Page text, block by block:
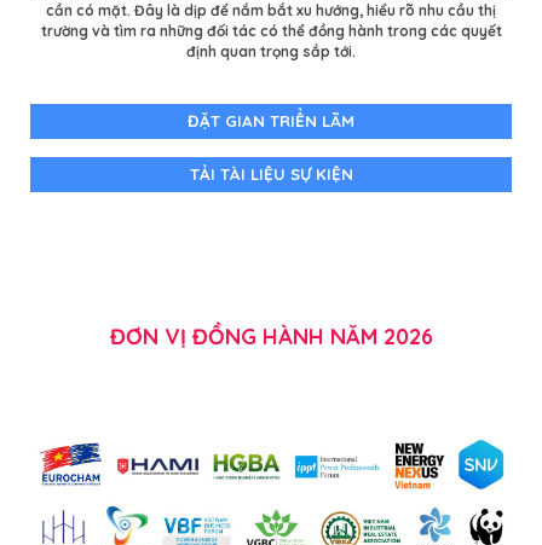
cần có mặt. Đây là dịp để nắm bắt xu hướng, hiểu rõ nhu cầu thị
trường và tìm ra những đối tác có thể đồng hành trong các quyết
định quan trọng sắp tới.
ĐẶT GIAN TRIỂN LÃM
TẢI TÀI LIỆU SỰ KIỆN
ĐƠN VỊ ĐỒNG HÀNH NĂM 2026